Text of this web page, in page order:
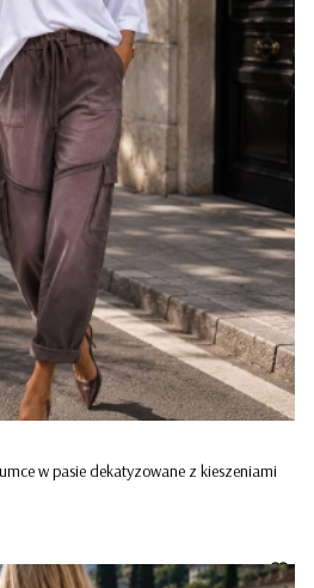
w pasie dekatyzowane z kieszeniami